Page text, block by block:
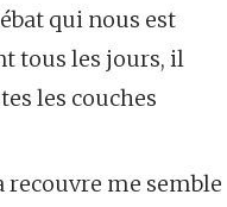
qui nous est
tous les jours, il
les couches
me semble